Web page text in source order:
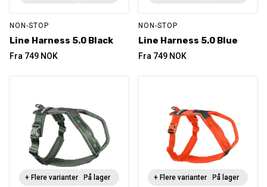
NON-STOP
Line Harness 5.0 Black
Fra 749 NOK
NON-STOP
Line Harness 5.0 Blue
Fra 749 NOK
På lager
+ Flere varianter På lager
+ Flere varianter